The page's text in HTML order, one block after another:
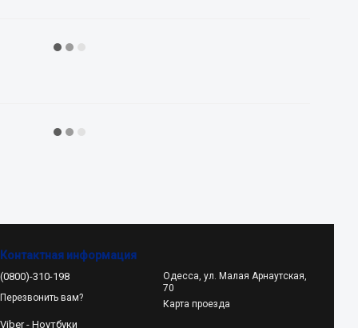
Контактная информация
(0800)-310-198
Перезвонить вам?
Viber - Ноутбуки
Одесса, ул. Малая Арнаутская,
70
Карта проезда